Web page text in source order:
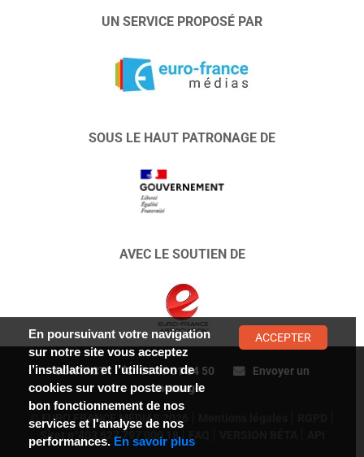
UN SERVICE PROPOSÉ PAR
SOUS LE HAUT PATRONAGE DE
AVEC LE SOUTIEN DE
CONTACT : 01 47 01 34 50
Envoyer un
message
© EURO FRANCE MÉDIAS 2026
Siret n°403 627 797 000 18
En poursuivant votre navigation
sur notre site vous acceptez
l’installation et l’utilisation de
cookies sur votre poste pour le
bon fonctionnement de nos
services et l'analyse de nos
performances. En savoir plus
ACCEPTER